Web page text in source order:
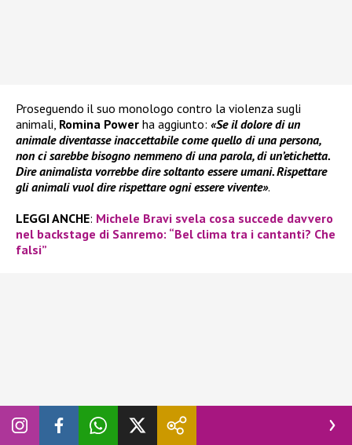
Proseguendo il suo monologo contro la violenza sugli
animali, Romina Power ha aggiunto: «Se il dolore di un
animale diventasse inaccettabile come quello di una persona,
non ci sarebbe bisogno nemmeno di una parola, di un’etichetta.
Dire animalista vorrebbe dire soltanto essere umani. Rispettare
gli animali vuol dire rispettare ogni essere vivente».
LEGGI ANCHE: Michele Bravi svela cosa succede davvero
nel backstage di Sanremo: “Bel clima tra i cantanti? Che
falsi”